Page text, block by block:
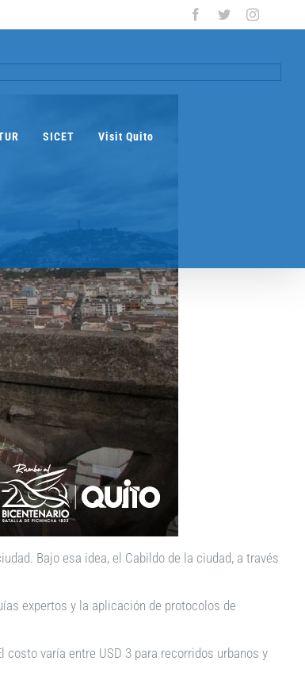
Facebook
Twitter
SICET Visit Quito
Bajo esa idea, el Cabildo de la ciudad, a través
expertos y la aplicación de protocolos de
varía entre USD 3 para recorridos urbanos y